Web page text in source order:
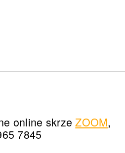
online skrzeZOOM,
7845